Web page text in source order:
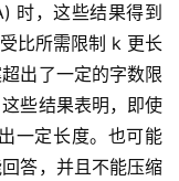
时，这些结果得到
比所需限制 k 更长
出了一定的字数限
些结果表明，即使
一定长度。也可能
答，并且不能压缩